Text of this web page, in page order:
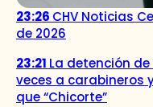
23:26 CHV Noticias
de 2026
23:21 La detención de
veces a carabineros
que “Chicorte”